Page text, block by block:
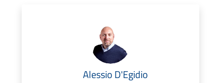
Alessio D'Egidio